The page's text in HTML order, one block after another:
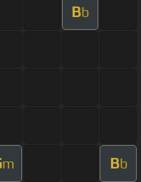
Bb
m Bb